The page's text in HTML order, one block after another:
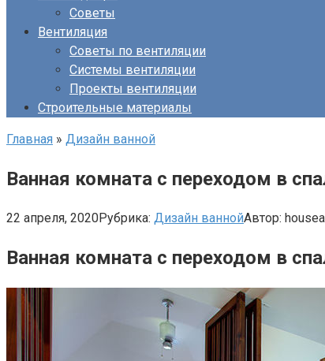
Советы
Вентиляция
Советы по вентиляции
Системы вентиляции
Проекты вентиляции
Строительные материалы
Главная » Дизайн ванной
Ванная комната с переходом в
22 апреля, 2020Рубрика: Дизайн ваннойАвтор:
Ванная комната с переходом в